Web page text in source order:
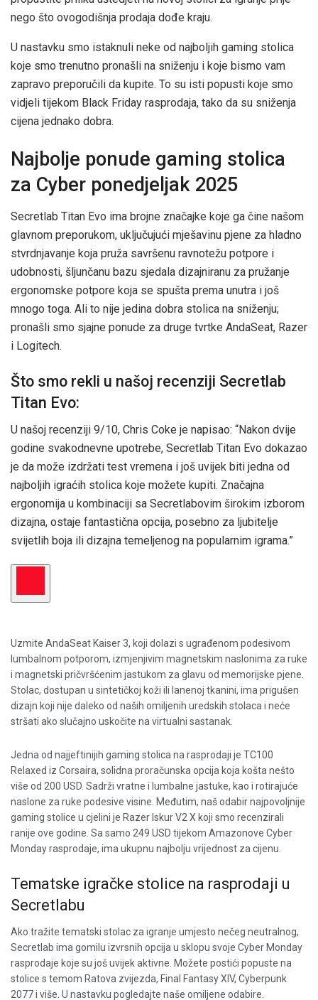
nego što ovogodišnja prodaja dođe kraju.
U nastavku smo istaknuli neke od najboljih gaming stolica
koje smo trenutno pronašli na sniženju i koje bismo vam
zapravo preporučili da kupite. To su isti popusti koje smo
vidjeli tijekom Black Friday rasprodaja, tako da su sniženja
cijena jednako dobra.
Najbolje ponude gaming stolica
za Cyber ​​ponedjeljak 2025
Secretlab Titan Evo ima brojne značajke koje ga čine našom
glavnom preporukom, uključujući mješavinu pjene za hladno
stvrdnjavanje koja pruža savršenu ravnotežu potpore i
udobnosti, šljunčanu bazu sjedala dizajniranu za pružanje
ergonomske potpore koja se spušta prema unutra i još
mnogo toga. Ali to nije jedina dobra stolica na sniženju;
pronašli smo sjajne ponude za druge tvrtke AndaSeat, Razer
i Logitech.
Što smo rekli u našoj recenziji Secretlab
Titan Evo:
U našoj recenziji 9/10, Chris Coke je napisao: “Nakon dvije
godine svakodnevne upotrebe, Secretlab Titan Evo dokazao
je da može izdržati test vremena i još uvijek biti jedna od
najboljih igraćih stolica koje možete kupiti. Značajna
ergonomija u kombinaciji sa Secretlabovim širokim izborom
dizajna, ostaje fantastična opcija, posebno za ljubitelje
svijetlih boja ili dizajna temeljenog na popularnim igrama.”
Uzmite AndaSeat Kaiser 3, koji dolazi s ugrađenom podesivom
lumbalnom potporom, izmjenjivim magnetskim naslonima za ruke
i magnetski pričvršćenim jastukom za glavu od memorijske pjene.
Stolac, dostupan u sintetičkoj koži ili lanenoj tkanini, ima prigušen
dizajn koji nije daleko od naših omiljenih uredskih stolaca i neće
stršati ako slučajno uskočite na virtualni sastanak.
Jedna od najjeftinijih gaming stolica na rasprodaji je TC100
Relaxed iz Corsaira, solidna proračunska opcija koja košta nešto
više od 200 USD. Sadrži vratne i lumbalne jastuke, kao i rotirajuće
naslone za ruke podesive visine. Međutim, naš odabir najpovoljnije
gaming stolice u cjelini je Razer Iskur V2 X koji smo recenzirali
ranije ove godine. Sa samo 249 USD tijekom Amazonove Cyber ​​
Monday rasprodaje, ima ukupnu najbolju vrijednost za cijenu.
Tematske igračke stolice na rasprodaji u
Secretlabu
Ako tražite tematski stolac za igranje umjesto nečeg neutralnog,
Secretlab ima gomilu izvrsnih opcija u sklopu svoje Cyber ​​Monday
rasprodaje koje su još uvijek aktivne. Možete postići popuste na
stolice s temom Ratova zvijezda, Final Fantasy XIV, Cyberpunk
2077 i više. U nastavku pogledajte naše omiljene odabire.